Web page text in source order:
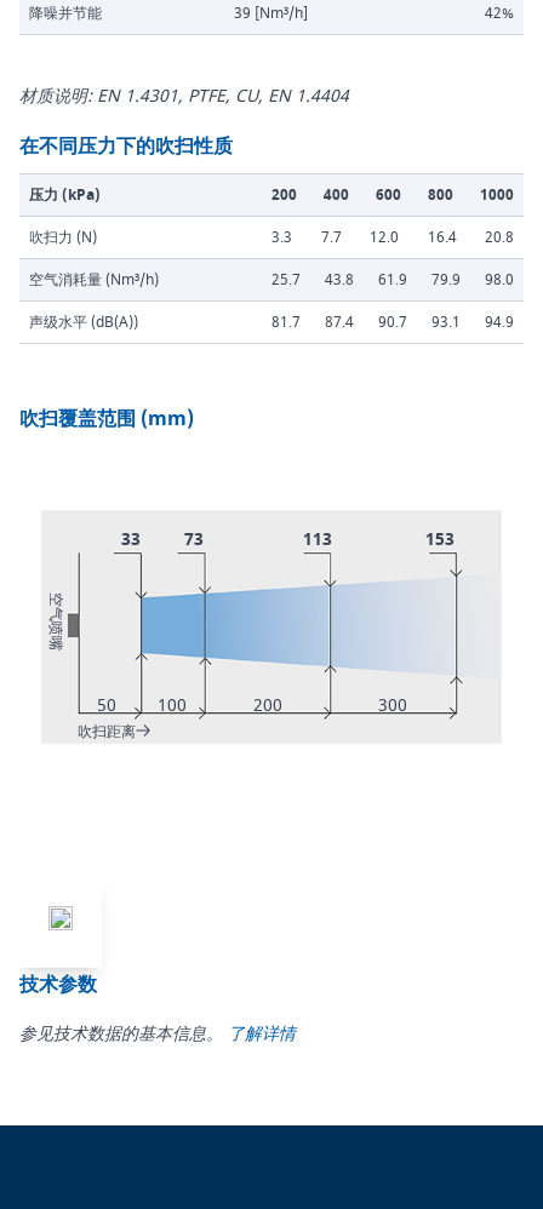
降噪并节能
39 [Nm³/h] 42%
材质说明: EN 1.4301, PTFE, CU, EN 1.4404
在不同压力下的吹扫性质
压力 (kPa) 200 400 600 800
1000
吹扫力 (N)
3.3 7.7 12.0 16.4
20.8
空气消耗量 (Nm³/h)
25.7 43.8 61.9 79.9
98.0
声级水平 (dB(A))
81.7 87.4 90.7 93.1 94.9
吹扫覆盖范围 (mm)
空气喷嘴
吹扫距离
33 73 113 153
50 100 200 300
技术参数
参见技术数据的基本信息。 了解详情